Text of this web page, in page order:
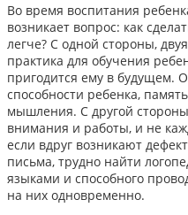
Во время воспитания
возникает вопрос: как
легче? С одной стороны,
практика для обучения
пригодится ему в будущем.
способности ребенка,
мышления. С другой
внимания и работы, и не
если вдруг возникают
письма, трудно найти
языками и способного
на них одновременно.